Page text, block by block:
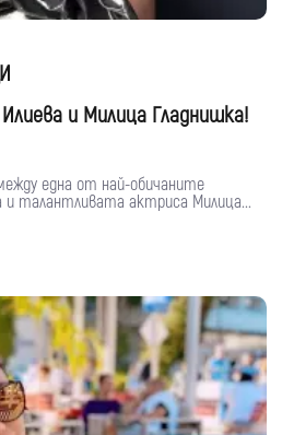
и Милица Гладнишка!
една от най-обичаните
и талантливата актриса Милица...